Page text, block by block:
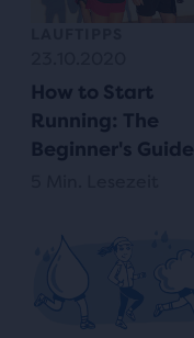
How to Start
Running: The
Beginner's Guide